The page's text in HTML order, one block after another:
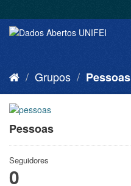
Grupos Pessoas
Pessoas
Seguidores
0